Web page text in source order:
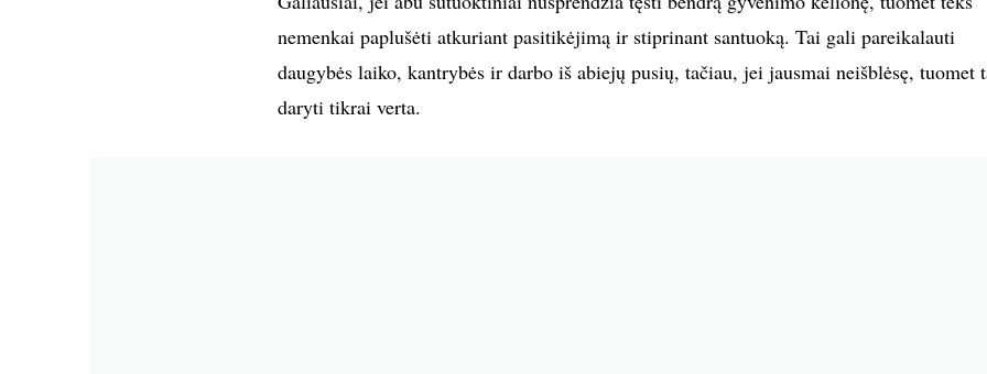
nemenkai paplušėti atkuriant pasitikėjimą ir stiprinant santuoką. Tai gali pareikalauti
daugybės laiko, kantrybės ir darbo iš abiejų pusių, tačiau, jei jausmai neišblėsę, tuomet
daryti tikrai verta.